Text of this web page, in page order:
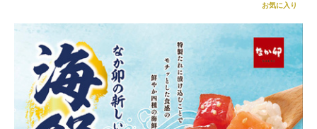
お気に入り